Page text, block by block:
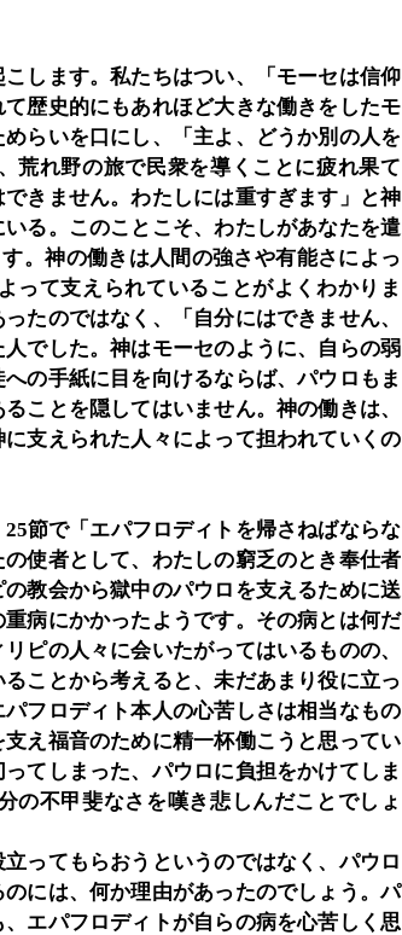
します。私たちはつい、「モーセは信仰
歴史的にもあれほど大きな働きをしたモ
らいを口にし、「主よ、どうか別の人を
荒れ野の旅で民衆を導くことに疲れ果て
きません。わたしには重すぎます」と神
る。このことこそ、わたしがあなたを遣
。神の働きは人間の強さや有能さによっ
って支えられていることがよくわかりま
たのではなく、「自分にはできません、
でした。神はモーセのように、自らの弱
の手紙に目を向けるならば、パウロもま
ことを隠してはいません。神の働きは、
支えられた人々によって担われていくの
節で「エパフロディトを帰さねばならな
使者として、わたしの窮乏のとき奉仕者
教会から獄中のパウロを支えるために送
病にかかったようです。その病とは何だ
ピの人々に会いたがってはいるものの、
ことから考えると、未だあまり役に立っ
フロディト本人の心苦しさは相当なもの
え福音のために精一杯働こうと思ってい
てしまった、パウロに負担をかけてしま
の不甲斐なさを嘆き悲しんだことでしょ
ってもらおうというのではなく、パウロ
には、何か理由があったのでしょう。パ
エパフロディトが自らの病を心苦しく思